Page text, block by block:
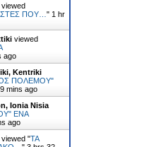
viewed
ΠΟΥ… " 1 hr
viewed
ago
Kentriki
ΠΟΛΕΜΟΥ"
mins ago
Ionia Nisia
ΕΝΑ
ago
viewed "ΤΑ